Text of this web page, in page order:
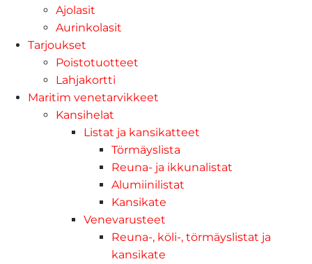
Ajolasit
Aurinkolasit
Tarjoukset
Poistotuotteet
Lahjakortti
Maritim venetarvikkeet
Kansihelat
Listat ja kansikatteet
Törmäyslista
Reuna- ja ikkunalistat
Alumiinilistat
Kansikate
Venevarusteet
Reuna-, köli-, törmäyslistat ja
kansikate